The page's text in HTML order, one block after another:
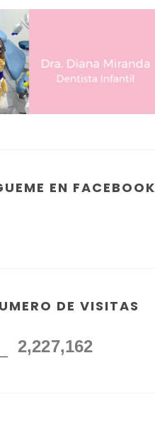
EN FACEBOOK
DE VISITAS
2,227,162